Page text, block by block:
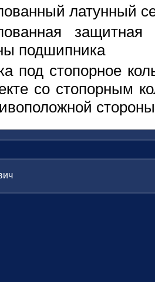
латунный
подшипника
под стопорное
со стопорным
стороны